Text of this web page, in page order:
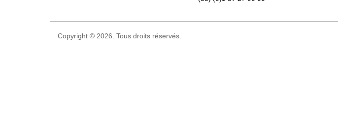
Copyright © 2026. Tous droits réservés.